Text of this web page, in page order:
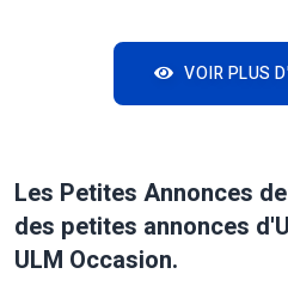
VOIR PLUS
Les Petites Annonces
des petites annonces
ULM Occasion.